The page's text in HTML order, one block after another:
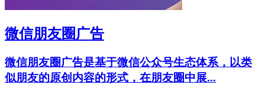
微信朋友圈广告
微信朋友圈广告是基于微信公众号生态体系，以类
似朋友的原创内容的形式，在朋友圈中展...